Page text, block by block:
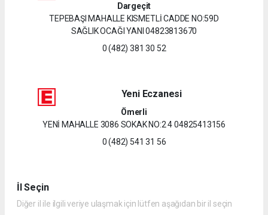
Dargeçit
TEPEBAŞI MAHALLE KISMETLİ CADDE NO:59D
SAĞLIK OCAĞI YANI 04823813670
0 (482) 381 30 52
Yeni Eczanesi
Ömerli
YENİ MAHALLE 3086 SOKAK NO:2 4 04825413156
0 (482) 541 31 56
İl Seçin
Diğer il ile ilgili veriye ulaşmak için lütfen aşağıdan bir il seçin